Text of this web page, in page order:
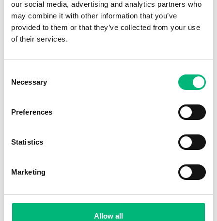
our social media, advertising and analytics partners who
may combine it with other information that you’ve
provided to them or that they’ve collected from your use
of their services.
Selection
Necessary
Preferences
Statistics
Marketing
Allow all
Frivårdshandläggare
Frivårdsinspektör
Fältassistent
Församlingsdiakon
Församlingsföreståndare, Frälsningsarmén
Hemterapeut